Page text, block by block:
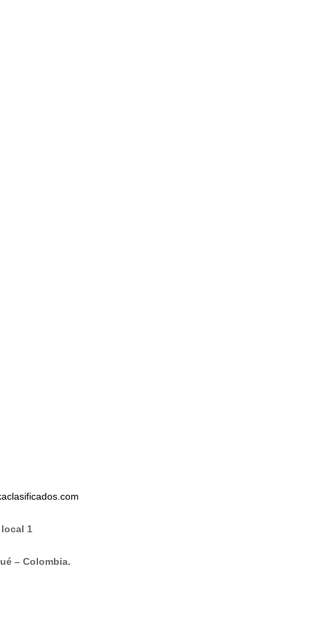
local 1
– Colombia.